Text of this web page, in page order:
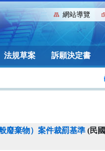
::: 網站導覽
法規草案 訴願決定書
廢棄物）案件裁罰基準(民國